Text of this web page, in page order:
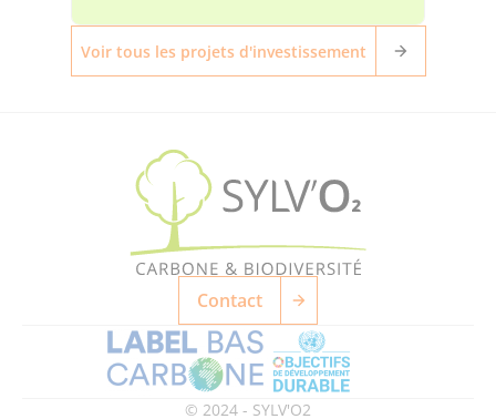
Voir tous les projets d'investissement
Contact
© 2024 - SYLV'O2